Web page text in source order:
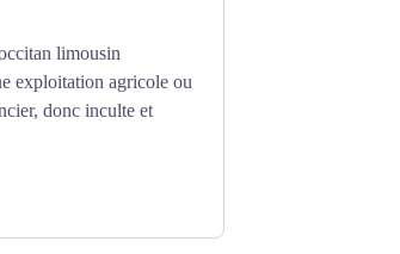
limousin
exploitation agricole ou
donc inculte et